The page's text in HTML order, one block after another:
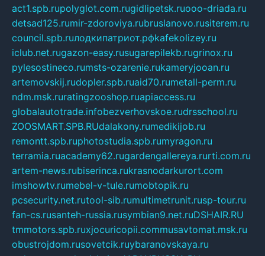
act1.spb.rupolyglot.com.rugidlipetsk.ruooo-driada.ru
detsad125.rumir-zdoroviya.rubruslanovo.rusiterem.ru
council.spb.ruлодкипатриот.рфkafekolizey.ru
iclub.net.rugazon-easy.rusugarepilekb.rugrinox.ru
pylesostineco.rumsts-ozarenie.rukameryjooan.ru
artemovskij.rudopler.spb.ruaid70.rumetall-perm.ru
ndm.msk.ruratingzooshop.ruapiaccess.ru
globalautotrade.infobezverhovskoe.rudrsschool.ru
ZOOSMART.SPB.RUdalakony.rumedikijob.ru
remontt.spb.ruphotostudia.spb.rumyragon.ru
terramia.ruacademy62.rugardengallereya.rurti.com.ru
artem-news.rubiserinca.rukrasnodarkurort.com
imshowtv.rumebel-v-tule.rumobtopik.ru
pcsecurity.net.rutool-sib.rumultimetrunit.rusp-tour.ru
fan-cs.rusanteh-russia.rusymbian9.net.ruDSHAIR.RU
tmmotors.spb.ruxjocuricopii.commusavtomat.msk.ru
obustrojdom.rusovetcik.ruybaranovskaya.ru